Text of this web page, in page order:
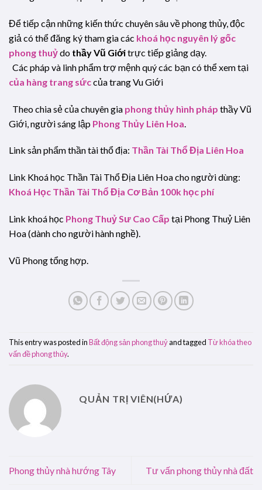
Để tiếp cận những kiến thức chuyên sâu về phong thủy, độc
giả có thể đăng ký tham gia các khoá học nguyên lý gốc
phong thuỷdo thầy Vũ Giớitrực tiếp giảng dạy.
Các pháp và linh phẩm trợ mệnh quý các bạn có thể xem tại
của hàng trang sứccủa trang Vu Giới
Theo chia sẻ của chuyên gia phong thủy hình pháp thầy Vũ
Giới, người sáng lập Phong Thủy Liên Hoa
Link sản phẩm thần tài thổ địa: Thần Tài Thổ Địa Liên Hoa
Link Khoá học Thần Tài Thổ Địa Liên Hoa cho người dùng:
Khoá Học Thần Tài Thổ Địa Cơ Bản 100k học phí
Link khoá học Phong Thuỷ Sư Cao Cấp tại Phong Thuỷ Liên
Hoa (dành cho người hành nghề).
Vũ Phong tổng hợp.
This entry was posted inBất động sản phong thuỷand tagged Từ khóa theo
vấn đề phong thủy.
QUẢN TRỊ VIÊN(HỨA)
Phong thủy nhà hướng Tây Tư vấn phong thủy nhà đất